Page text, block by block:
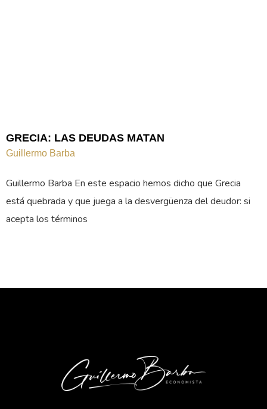
GRECIA: LAS DEUDAS MATAN
Guillermo Barba
Guillermo Barba En este espacio hemos dicho que Grecia
está quebrada y que juega a la desvergüenza del deudor: si
acepta los términos